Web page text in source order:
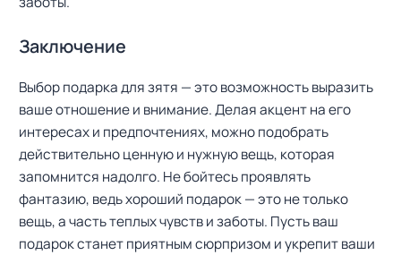
Заключение
Выбор подарка для зятя — это возможность выразить
ваше отношение и внимание. Делая акцент на его
интересах и предпочтениях, можно подобрать
действительно ценную и нужную вещь, которая
запомнится надолго. Не бойтесь проявлять
фантазию, ведь хороший подарок — это не только
вещь, а часть теплых чувств и заботы. Пусть ваш
подарок станет приятным сюрпризом и укрепит ваши